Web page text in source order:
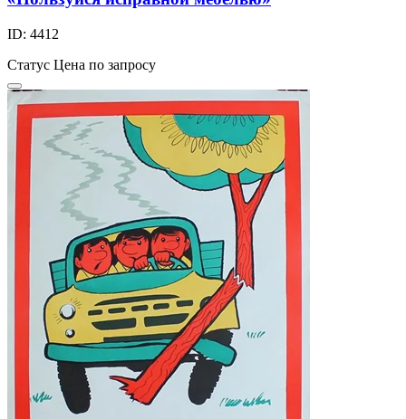
ID: 4412
Статус Цена по запросу